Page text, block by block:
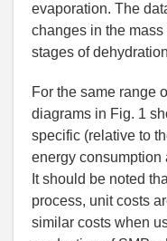
evaporation. The
changes in the
stages of
For the same range
diagrams in Fig. 1
specific (relative to
energy consumption
It should be noted
process, unit costs
similar costs when